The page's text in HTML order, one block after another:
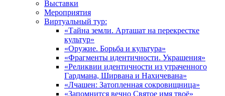
Выставки
Мероприятия
Виртуальный тур:
«Тайна земли. Арташат на перекрестке
культур»
«Оружие. Борьба и культура»
«Фрагменты идентичности. Украшения»
«Реликвии идентичности из утраченного
Гардмана, Ширвана и Нахичевана»
«Лчашен: Затопленная сокровищница»
«Запомнится вечно Святое имя твоё»